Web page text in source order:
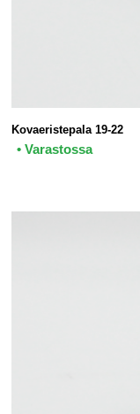
Kovaeristepala 19-22
• Varastossa